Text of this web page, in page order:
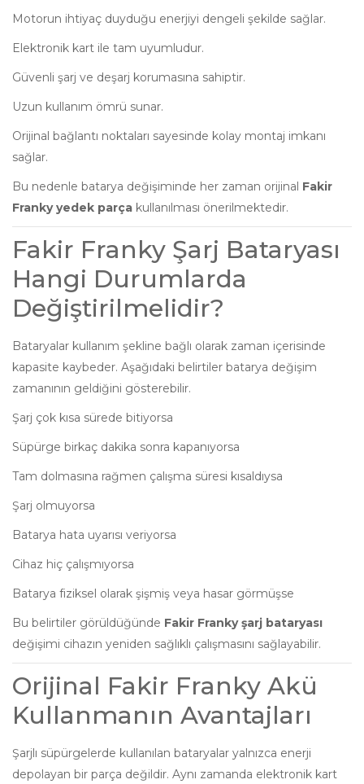
Motorun ihtiyaç duyduğu enerjiyi dengeli şekilde sağlar.
Elektronik kart ile tam uyumludur.
Güvenli şarj ve deşarj korumasına sahiptir.
Uzun kullanım ömrü sunar.
Orijinal bağlantı noktaları sayesinde kolay montaj imkanı
sağlar.
Bu nedenle batarya değişiminde her zaman orijinal Fakir
Franky yedek parça kullanılması önerilmektedir.
Fakir Franky Şarj Bataryası
Hangi Durumlarda
Değiştirilmelidir?
Bataryalar kullanım şekline bağlı olarak zaman içerisinde
kapasite kaybeder. Aşağıdaki belirtiler batarya değişim
zamanının geldiğini gösterebilir.
Şarj çok kısa sürede bitiyorsa
Süpürge birkaç dakika sonra kapanıyorsa
Tam dolmasına rağmen çalışma süresi kısaldıysa
Şarj olmuyorsa
Batarya hata uyarısı veriyorsa
Cihaz hiç çalışmıyorsa
Batarya fiziksel olarak şişmiş veya hasar görmüşse
Bu belirtiler görüldüğünde Fakir Franky şarj bataryası
değişimi cihazın yeniden sağlıklı çalışmasını sağlayabilir.
Orijinal Fakir Franky Akü
Kullanmanın Avantajları
Şarjlı süpürgelerde kullanılan bataryalar yalnızca enerji
depolayan bir parça değildir. Aynı zamanda elektronik kart